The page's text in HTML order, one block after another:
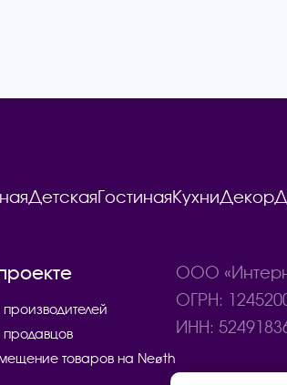
ДетскаяГостинаяКухниДекор
товаров на Neøth
ООО
ОГРН:
ИНН: